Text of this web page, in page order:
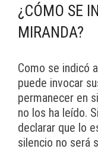
¿CÓMO SE
MIRANDA?
Como se indicó
puede invocar
permanecer en
no los ha leído.
declarar que lo
silencio no será